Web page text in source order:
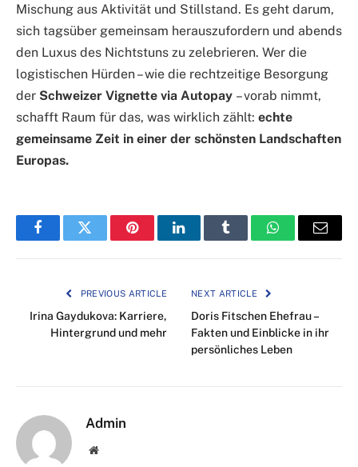
Mischung aus Aktivität und Stillstand. Es geht darum,
sich tagsüber gemeinsam herauszufordern und abends
den Luxus des Nichtstuns zu zelebrieren. Wer die
logistischen Hürden – wie die rechtzeitige Besorgung
der Schweizer Vignette via Autopay – vorab nimmt,
schafft Raum für das, was wirklich zählt: echte
gemeinsame Zeit in einer der schönsten Landschaften
Europas.
FacebookTwitter PinterestLinkedInTumblr WhatsAppEmail
PREVIOUS ARTICLE
Irina Gaydukova: Karriere,
Hintergrund und mehr
NEXT ARTICLE
Doris Fitschen Ehefrau –
Fakten und Einblicke in ihr
persönliches Leben
Admin
Website